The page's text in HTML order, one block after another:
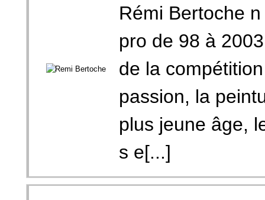
Rémi Bertoche
pro de 98 à
de la
passion, la
plus jeune âge,
s e[...]